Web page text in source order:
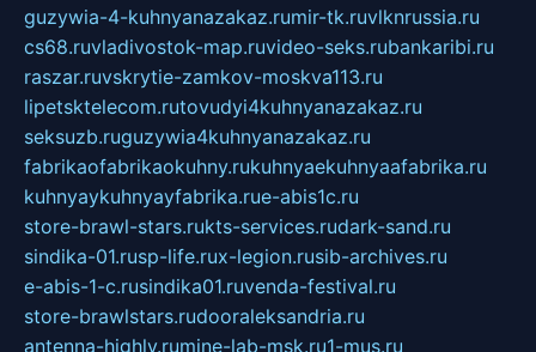
guzywia-4-kuhnyanazakaz.rumir-tk.ruvlknrussia.ru
cs68.ruvladivostok-map.ruvideo-seks.rubankaribi.ru
raszar.ruvskrytie-zamkov-moskva113.ru
lipetsktelecom.rutovudyi4kuhnyanazakaz.ru
seksuzb.ruguzywia4kuhnyanazakaz.ru
fabrikaofabrikaokuhny.rukuhnyaekuhnyaafabrika.ru
kuhnyaykuhnyayfabrika.rue-abis1c.ru
store-brawl-stars.rukts-services.rudark-sand.ru
sindika-01.rusp-life.rux-legion.rusib-archives.ru
e-abis-1-c.rusindika01.ruvenda-festival.ru
store-brawlstars.rudooraleksandria.ru
antenna-highly.rumine-lab-msk.ru1-mus.ru